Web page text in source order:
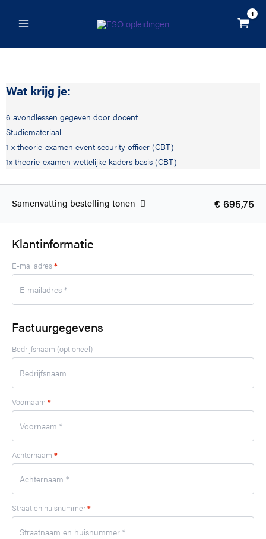
inhoud
Samenvatting bestelling tonen € 695,75
Klantinformatie
E-mailadres*
Factuurgegevens
Bedrijfsnaam (optioneel)
Voornaam *
Achternaam *
Straat en huisnummer*
Wat krijg je:
6 avondlessen gegeven door docent
Studiemateriaal
1 x theorie-examen event security officer (CBT)
1x theorie-examen wettelijke kaders basis (CBT)